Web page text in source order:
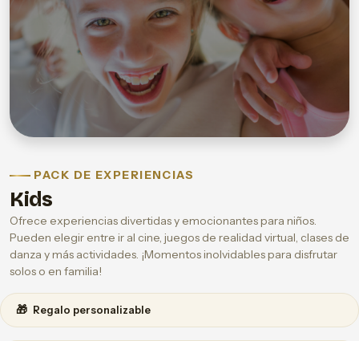
PACK DE EXPERIENCIAS
Kids
Ofrece experiencias divertidas y emocionantes para niños.
Pueden elegir entre ir al cine, juegos de realidad virtual, clases de
danza y más actividades. ¡Momentos inolvidables para disfrutar
solos o en familia!
🎁 Regalo personalizable